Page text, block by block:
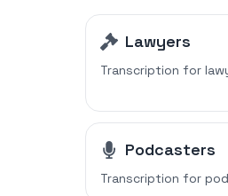
Lawyers
Transcription for
Podcasters
Transcription for